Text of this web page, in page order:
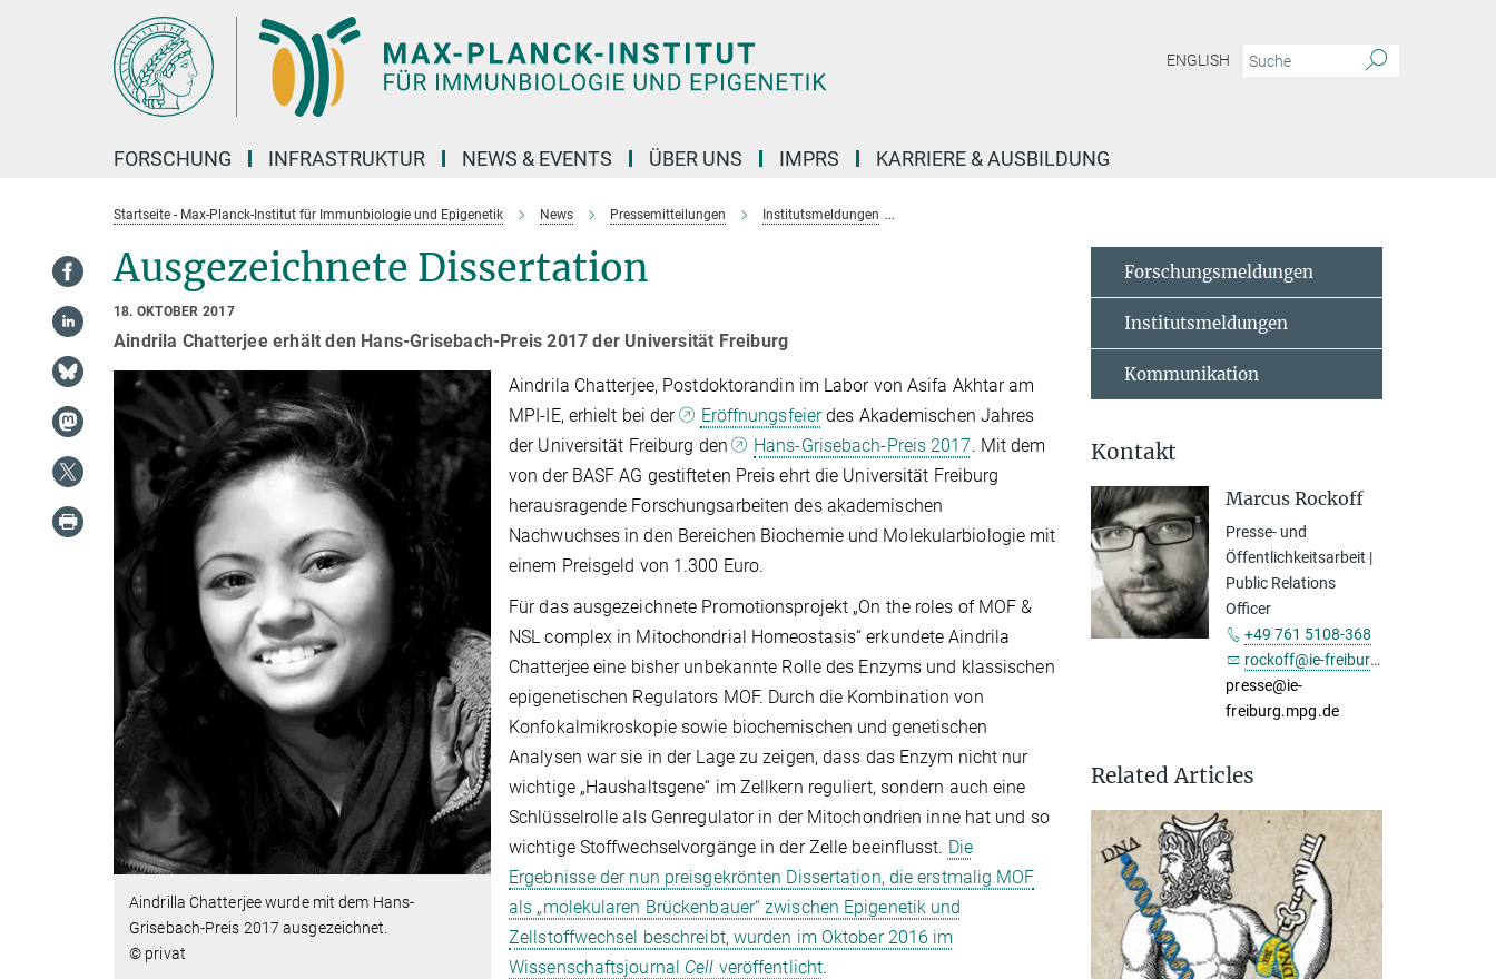
ENGLISH
FORSCHUNG INFRASTRUKTUR NEWS & EVENTS ÜBER UNS IMPRS KARRIERE & AUSBILDUNG
Startseite - Max-Planck-Institut für Immunbiologie und Epigenetik News Pressemitteilungen Institutsmeldungen
Ausgezeichnete Dissertation
18. OKTOBER 2017
Aindrila Chatterjee erhält den Hans-Grisebach-Preis 2017 der Universität Freiburg
Aindrilla Chatterjee wurde mit dem Hans-
Grisebach-Preis 2017 ausgezeichnet.
© privat
Aindrila Chatterjee, Postdoktorandin im Labor von Asifa Akhtar am
MPI-IE, erhielt bei der
Eröffnungsfeierdes Akademischen Jahres
der Universität Freiburg den
Hans-Grisebach-Preis 2017. Mit dem
von der BASF AG gestifteten Preis ehrt die Universität Freiburg
herausragende Forschungsarbeiten des akademischen
Nachwuchses in den Bereichen Biochemie und Molekularbiologie mit
einem Preisgeld von 1.300 Euro.
Für das ausgezeichnete Promotionsprojekt „On the roles of MOF &
NSL complex in Mitochondrial Homeostasis“ erkundete Aindrila
Chatterjee eine bisher unbekannte Rolle des Enzyms und klassischen
epigenetischen Regulators MOF. Durch die Kombination von
Konfokalmikroskopie sowie biochemischen und genetischen
Analysen war sie in der Lage zu zeigen, dass das Enzym nicht nur
wichtige „Haushaltsgene“ im Zellkern reguliert, sondern auch eine
Schlüsselrolle als Genregulator in der Mitochondrien inne hat und so
wichtige Stoffwechselvorgänge in der Zelle beeinflusst. Die
Ergebnisse der nun preisgekrönten Dissertation, die erstmalig MOF
als „molekularen Brückenbauer“ zwischen Epigenetik und
Zellstoffwechsel beschreibt, wurden im Oktober 2016 im
Wissenschaftsjournal Cell veröffentlicht.
Forschungsmeldungen
Institutsmeldungen
Kommunikation
Kontakt
Marcus Rockoff
Presse- und
Öffentlichkeitsarbeit |
Public Relations
Officer
+49 761 5108-368
rockoff@ie-freiburg.mpg.de
presse@ie-
freiburg.mpg.de
Related Articles